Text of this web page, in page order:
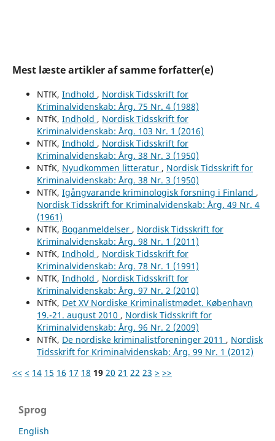
Mest læste artikler af samme forfatter(e)
NTfK, Indhold , Nordisk Tidsskrift for
Kriminalvidenskab: Årg. 75 Nr. 4 (1988)
NTfK, Indhold , Nordisk Tidsskrift for
Kriminalvidenskab: Årg. 103 Nr. 1 (2016)
NTfK, Indhold , Nordisk Tidsskrift for
Kriminalvidenskab: Årg. 38 Nr. 3 (1950)
NTfK, Nyudkommen litteratur , Nordisk Tidsskrift for
Kriminalvidenskab: Årg. 38 Nr. 3 (1950)
NTfK, Igångvarande kriminologisk forsning i Finland ,
Nordisk Tidsskrift for Kriminalvidenskab: Årg. 49 Nr. 4
(1961)
NTfK, Boganmeldelser , Nordisk Tidsskrift for
Kriminalvidenskab: Årg. 98 Nr. 1 (2011)
NTfK, Indhold , Nordisk Tidsskrift for
Kriminalvidenskab: Årg. 78 Nr. 1 (1991)
NTfK, Indhold , Nordisk Tidsskrift for
Kriminalvidenskab: Årg. 97 Nr. 2 (2010)
NTfK, Det XV Nordiske Kriminalistmødet. København
19.-21. august 2010 , Nordisk Tidsskrift for
Kriminalvidenskab: Årg. 96 Nr. 2 (2009)
NTfK, De nordiske kriminalistforeninger 2011 , Nordisk
Tidsskrift for Kriminalvidenskab: Årg. 99 Nr. 1 (2012)
<< < 14 15 16 17 18 19 20 21 22 23 > >>
Sprog
English